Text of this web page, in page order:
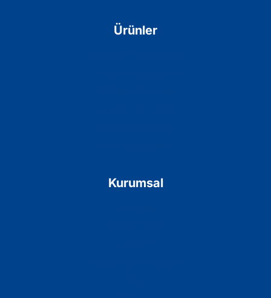
Ürünler
Kurumsal